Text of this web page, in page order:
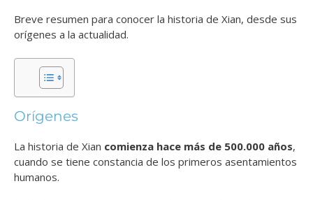
Breve resumen para conocer la historia de Xian, desde sus
orígenes a la actualidad.
Orígenes
La historia de Xian comienza hace más de 500.000 años,
cuando se tiene constancia de los primeros asentamientos
humanos.